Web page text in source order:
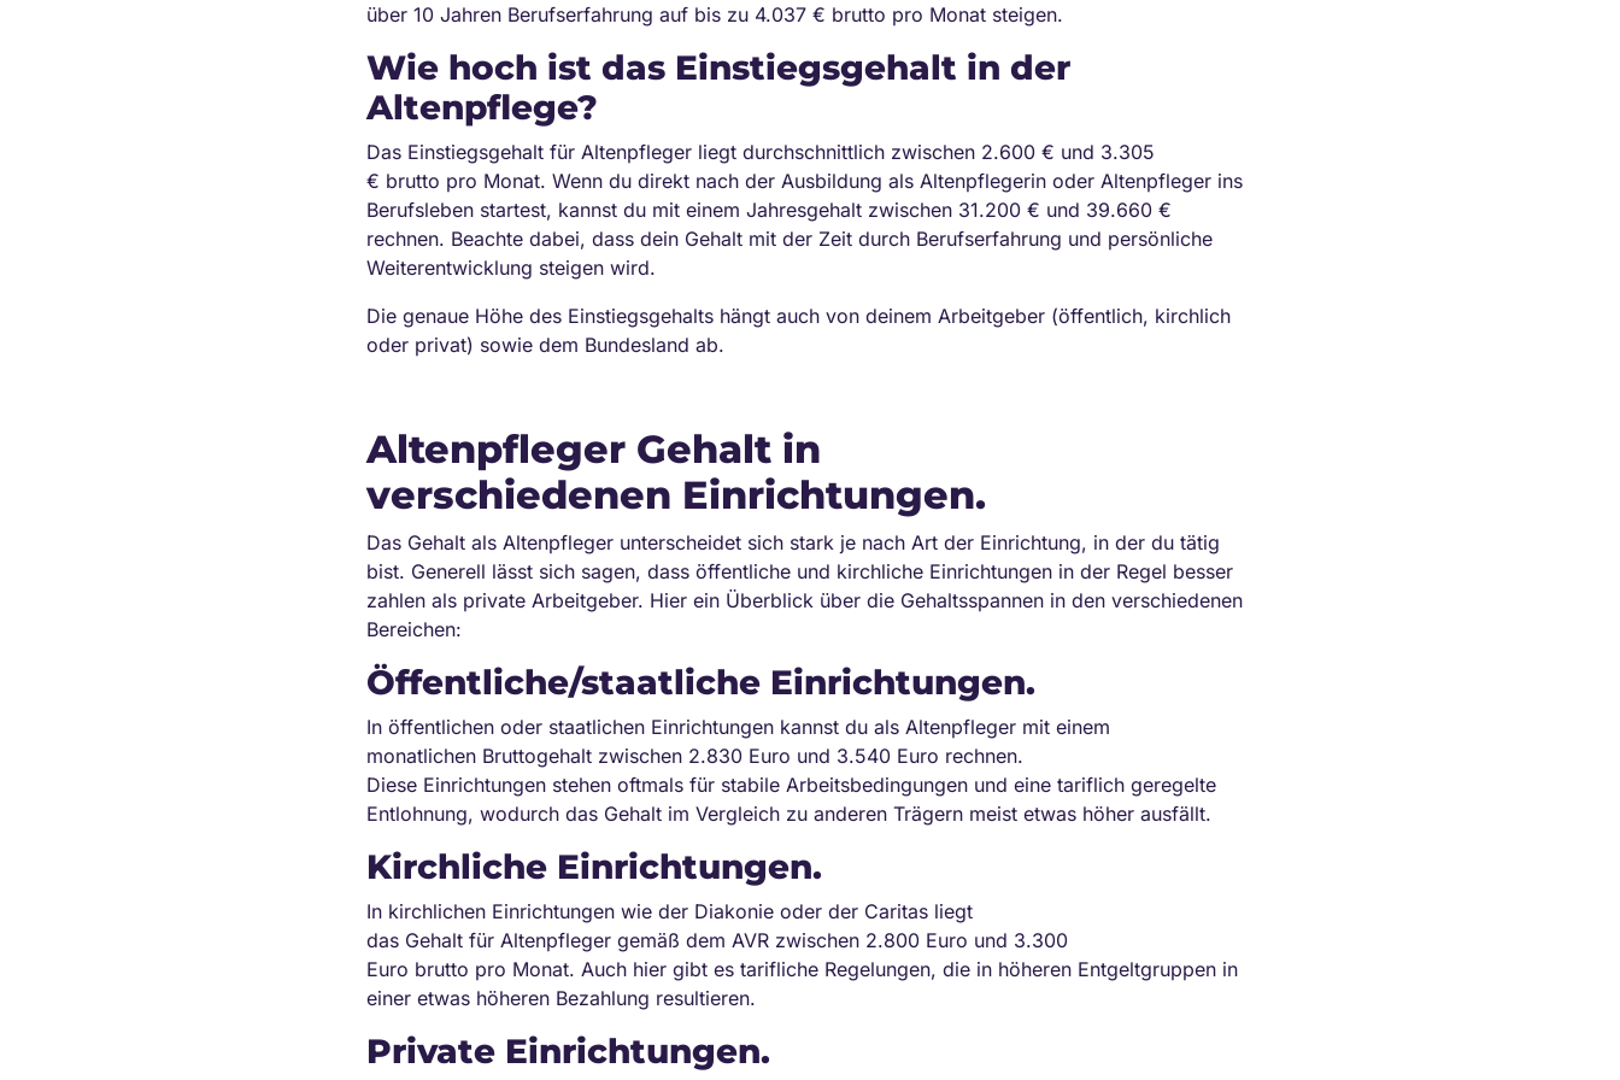
über 10 Jahren Berufserfahrung auf bis zu 4.037 € brutto pro Monat steigen.
Wie hoch ist das Einstiegsgehalt in der
Altenpflege?
Das Einstiegsgehalt für Altenpfleger liegt durchschnittlich zwischen 2.600 € und 3.305
€ brutto pro Monat. Wenn du direkt nach der Ausbildung als Altenpflegerin oder Altenpfleger ins
Berufsleben startest, kannst du mit einem Jahresgehalt zwischen 31.200 € und 39.660 €
rechnen. Beachte dabei, dass dein Gehalt mit der Zeit durch Berufserfahrung und persönliche
Weiterentwicklung steigen wird.
Die genaue Höhe des Einstiegsgehalts hängt auch von deinem Arbeitgeber (öffentlich, kirchlich
oder privat) sowie dem Bundesland ab.
Altenpfleger Gehalt in
verschiedenen Einrichtungen.
Das Gehalt als Altenpfleger unterscheidet sich stark je nach Art der Einrichtung, in der du tätig
bist. Generell lässt sich sagen, dass öffentliche und kirchliche Einrichtungen in der Regel besser
zahlen als private Arbeitgeber. Hier ein Überblick über die Gehaltsspannen in den verschiedenen
Bereichen:
Öffentliche/staatliche Einrichtungen.
In öffentlichen oder staatlichen Einrichtungen kannst du als Altenpfleger mit einem
monatlichen Bruttogehalt zwischen 2.830 Euro und 3.540 Euro rechnen.
Diese Einrichtungen stehen oftmals für stabile Arbeitsbedingungen und eine tariflich geregelte
Entlohnung, wodurch das Gehalt im Vergleich zu anderen Trägern meist etwas höher ausfällt.
Kirchliche Einrichtungen.
In kirchlichen Einrichtungen wie der Diakonie oder der Caritas liegt
das Gehalt für Altenpfleger gemäß dem AVR zwischen 2.800 Euro und 3.300
Euro brutto pro Monat. Auch hier gibt es tarifliche Regelungen, die in höheren Entgeltgruppen in
einer etwas höheren Bezahlung resultieren.
Private Einrichtungen.